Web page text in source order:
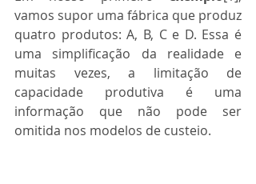
vamos supor uma fábrica que produz
quatro produtos: A, B, C e D. Essa é
uma simplificação da realidade e
muitas vezes, a limitação de
capacidade produtiva é uma
informação que não pode ser
omitida nos modelos de custeio.